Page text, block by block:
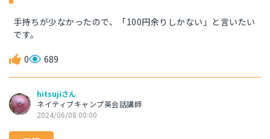
手持ちが少なかったので、「100円余りしかない」と言いたい
です。
0 689
hitsujiさん
ネイティブキャンプ英会話講師
2024/06/08 00:00